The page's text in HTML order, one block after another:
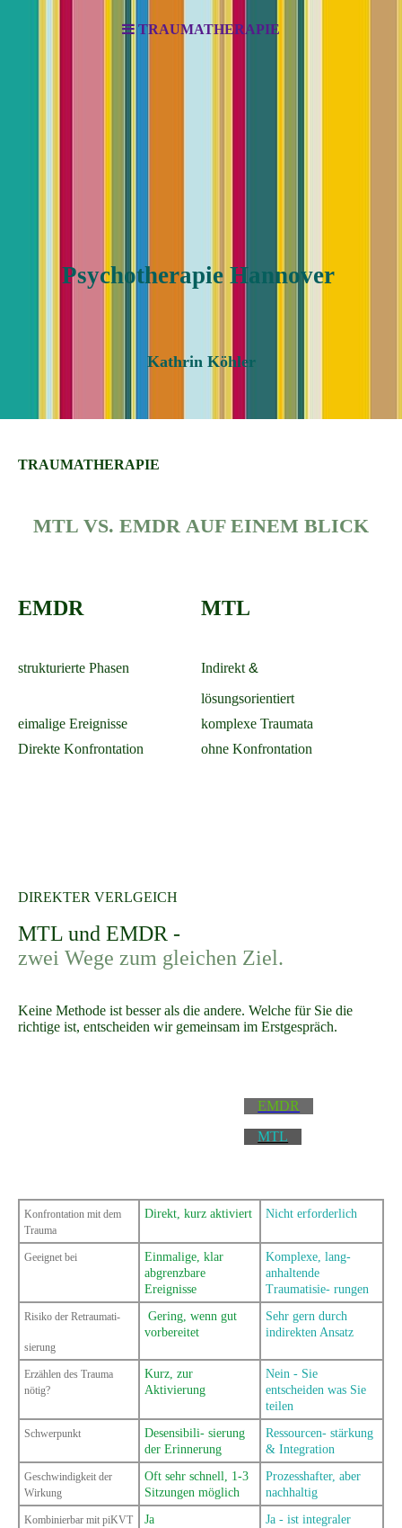
TRAUMATHERAPIE
Psychotherapie Hannover
Kathrin Köhler
TRAUMATHERAPIE
MTL VS. EMDR AUF EINEM BLICK
EMDR MTL
strukturierte Phasen Indirekt &
lösungsorientiert
eimalige Ereignisse
komplexe Traumata
Direkte Konfrontation
ohne Konfrontation
DIREKTER VERLGEICH
MTL und EMDR -
zwei Wege zum gleichen Ziel.
Keine Methode ist besser als die andere. Welche für Sie die
richtige ist, entscheiden wir gemeinsam im Erstgespräch.
EMDR
MTL
Konfrontation mit dem
Trauma
Direkt, kurz aktiviert Nicht erforderlich
Geeignet bei
Einmalige, klar
abgrenzbare
Ereignisse
Komplexe, lang-
anhaltende
Traumatisie- rungen
Risiko der Retraumati-
sierung
Gering, wenn gut
vorbereitet
Sehr gern durch
indirekten Ansatz
Erzählen des Trauma
nötig?
Kurz, zur
Aktivierung
Nein - Sie
entscheiden was Sie
teilen
Schwerpunkt
Desensibili- sierung
der Erinnerung
Ressourcen- stärkung
& Integration
Geschwindigkeit der
Wirkung
Oft sehr schnell, 1-3
Sitzungen möglich
Prozesshafter, aber
nachhaltig
Kombinierbar mit piKVT Ja
Ja - ist integraler